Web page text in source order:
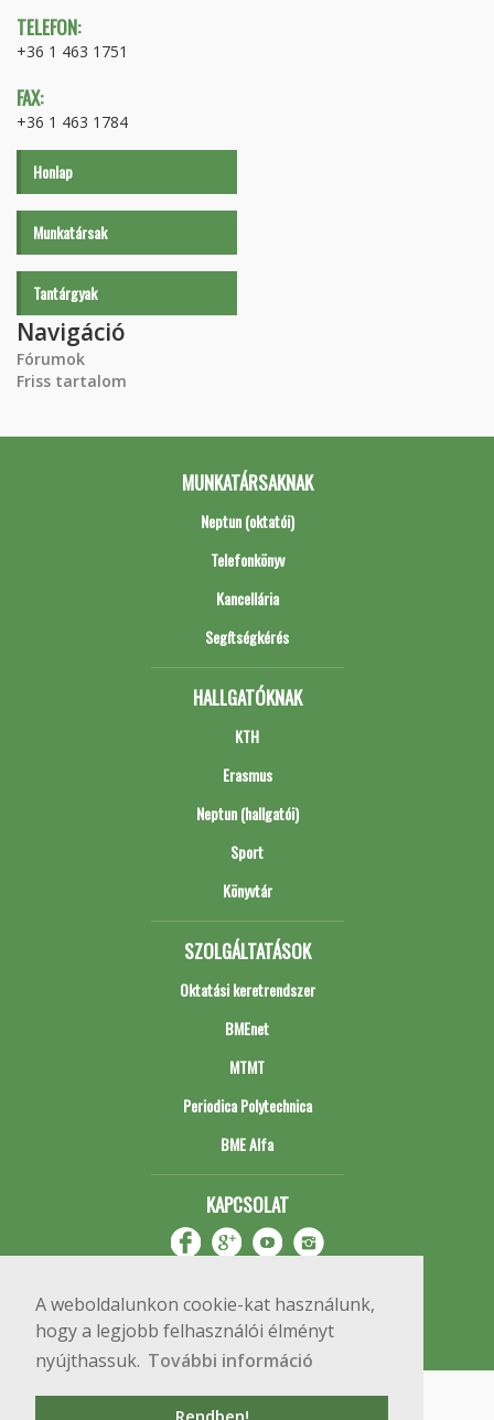
A weboldalunkon cookie-kat használunk,
hogy a legjobb felhasználói élményt
nyújthassuk. További információ
TELEFON:
+36 1 463 1751
FAX:
+36 1 463 1784
Honlap
Munkatársak
Tantárgyak
Navigáció
Fórumok
Friss tartalom
MUNKATÁRSAKNAK
Neptun (oktatói)
Telefonkönyv
Kancellária
Segítségkérés
HALLGATÓKNAK
KTH
Erasmus
Neptun (hallgatói)
Sport
Könyvtár
SZOLGÁLTATÁSOK
Oktatási keretrendszer
BMEnet
MTMT
Periodica Polytechnica
BME Alfa
KAPCSOLAT
Copyright © 2020 BME Építőmérnöki Kar